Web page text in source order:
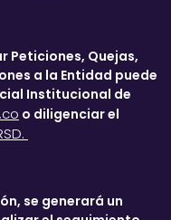
Peticiones, Quejas,
a la Entidad puede
Institucional de
o diligenciar el
se generará un